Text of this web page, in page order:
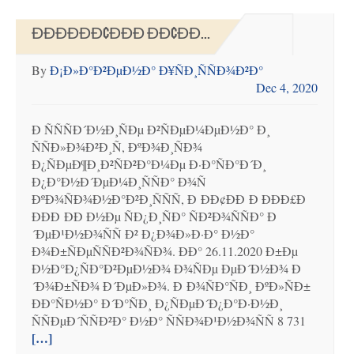
ÐÐÐÐÐÐ¢ÐÐÐ ÐÐ¢ÐÐ...
ByÐ¡Ð»Ð°Ð²ÐµÐ½Ð° Ð¥ÑÐ¸ÑÑÐ¾Ð²Ð°
Dec 4, 2020
Ð ÑÑÑÐ´Ð½Ð¸ÑÐµ Ð²ÑÐµÐ¼ÐµÐ½Ð° Ð¸
ÑÑÐ»Ð¾Ð²Ð¸Ñ, ÐºÐ¾Ð¸ÑÐ¾
Ð¿ÑÐµÐ¶Ð¸Ð²ÑÐ²Ð°Ð¼Ðµ Ð·Ð°ÑÐ°Ð´Ð¸
Ð¿Ð°Ð½Ð´ÐµÐ¼Ð¸ÑÑÐ° Ð¾Ñ
ÐºÐ¾ÑÐ¾Ð½Ð°Ð²Ð¸ÑÑÑ, Ð ÐÐ¢ÐÐ Ð ÐÐÐ£Ð
ÐÐÐ ÐÐ Ð½Ðµ ÑÐ¿Ð¸ÑÐ° ÑÐ²Ð¾ÑÑÐ° Ð
´ÐµÐ¹Ð½Ð¾ÑÑ Ð² Ð¿Ð¾Ð»Ð·Ð° Ð½Ð°
Ð¾Ð±ÑÐµÑÑÐ²Ð¾ÑÐ¾. ÐÐ° 26.11.2020 Ð±Ðµ
Ð½Ð°Ð¿ÑÐ°Ð²ÐµÐ½Ð¾ Ð¾ÑÐµ ÐµÐ´Ð½Ð¾ Ð
´Ð¾Ð±ÑÐ¾ Ð´ÐµÐ»Ð¾. Ð Ð¾ÑÐ°ÑÐ¸ ÐºÐ»ÑÐ±
ÐÐ°ÑÐ½Ð° Ð´Ð°ÑÐ¸ Ð¿ÑÐµÐ´Ð¿Ð°Ð·Ð½Ð¸
ÑÑÐµÐ´ÑÑÐ²Ð° Ð½Ð° ÑÑÐ¾Ð¹Ð½Ð¾ÑÑ 8 731
[…]